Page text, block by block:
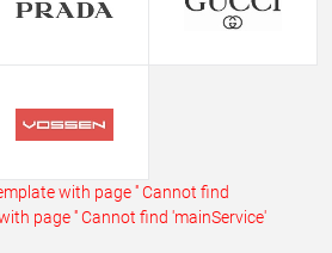
with page ''Cannot find
page ''Cannot find 'mainService'